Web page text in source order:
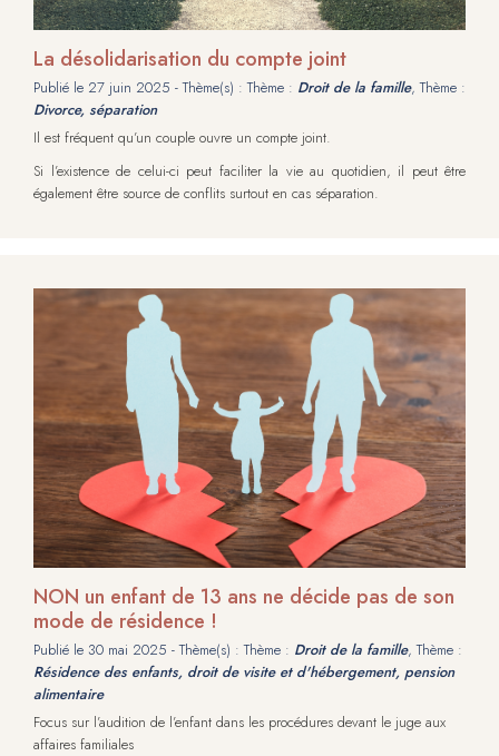
La désolidarisation du compte joint
Publié le 27 juin 2025 - Thème(s) : Thème : Droit de la famille, Thème :
Divorce, séparation
Il est fréquent qu’un couple ouvre un compte joint.
Si l’existence de celui-ci peut faciliter la vie au quotidien, il peut être
également être source de conflits surtout en cas séparation.
NON un enfant de 13 ans ne décide pas de son
mode de résidence !
Publié le 30 mai 2025 - Thème(s) : Thème : Droit de la famille, Thème :
Résidence des enfants, droit de visite et d'hébergement, pension
alimentaire
Focus sur l’audition de l’enfant dans les procédures devant le juge aux
affaires familiales